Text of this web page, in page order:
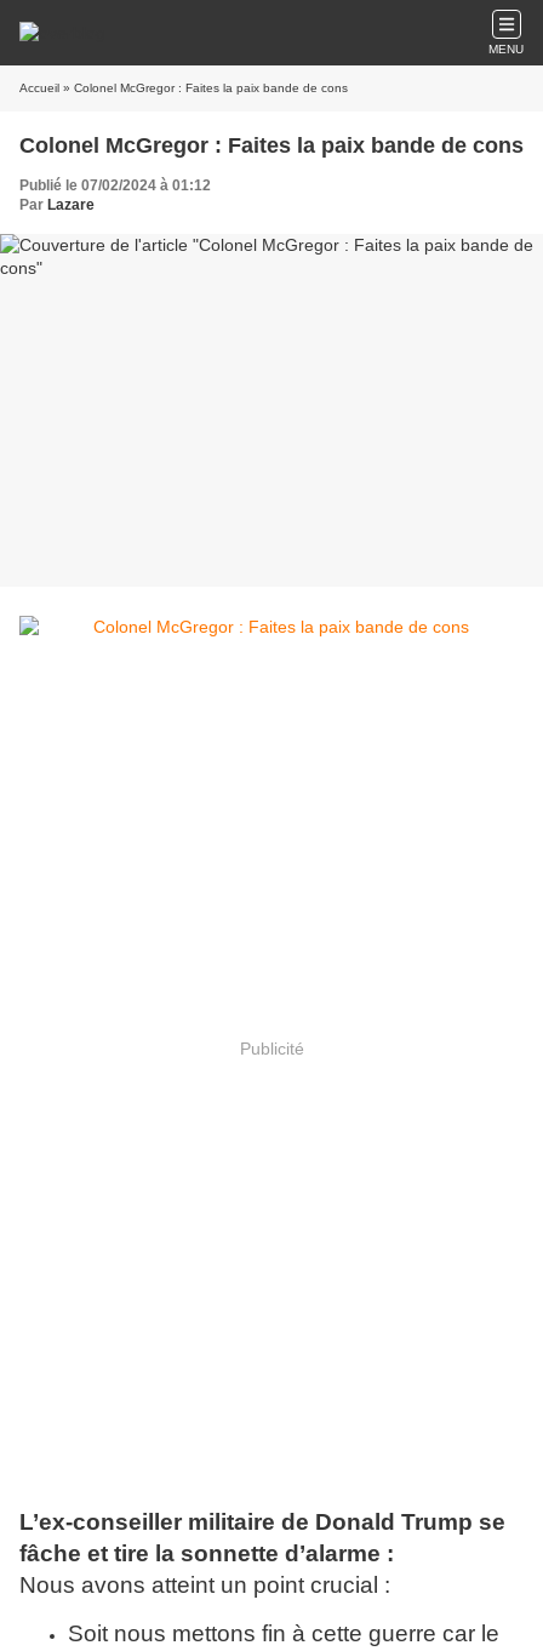
MENU
Accueil » Colonel McGregor : Faites la paix bande de cons
Colonel McGregor : Faites la paix bande de cons
Publié le 07/02/2024 à 01:12
Par Lazare
Publicité
L’ex-conseiller militaire de Donald Trump se
fâche et tire la sonnette d’alarme :
Nous avons atteint un point crucial :
Soit nous mettons fin à cette guerre car le